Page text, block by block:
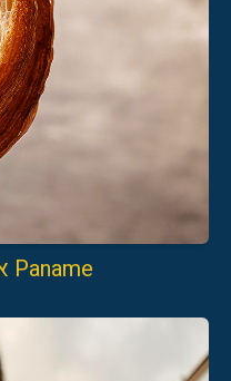
Paname אפייה עכשווית